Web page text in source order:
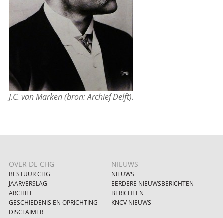
J.C. van Marken (bron: Archief Delft).
OVER DE CHG
BESTUUR CHG
JAARVERSLAG
ARCHIEF
GESCHIEDENIS EN OPRICHTING
DISCLAIMER
NIEUWS
NIEUWS
EERDERE NIEUWSBERICHTEN
BERICHTEN
KNCV NIEUWS